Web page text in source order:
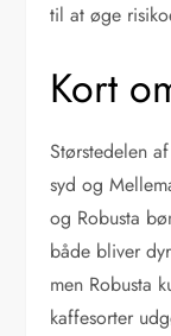
til at øge
Kort
Størstedelen
syd og
og Robusta
både bliver
men Robusta
kaffesorter